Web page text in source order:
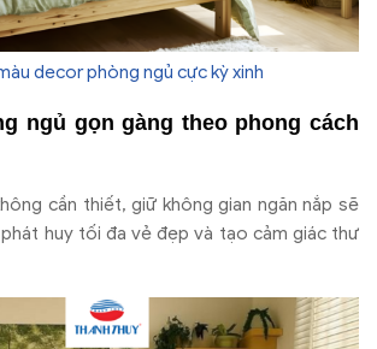
decor phòng ngủ cực kỳ xinh
ngủ gọn gàng theo phong cách
cần thiết, giữ không gian ngăn nắp sẽ
huy tối đa vẻ đẹp và tạo cảm giác thư